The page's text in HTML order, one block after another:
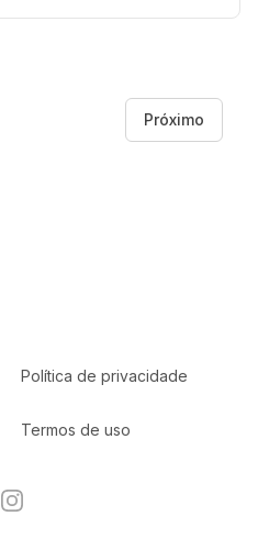
Próximo
Política de privacidade
Termos de uso
Instagram